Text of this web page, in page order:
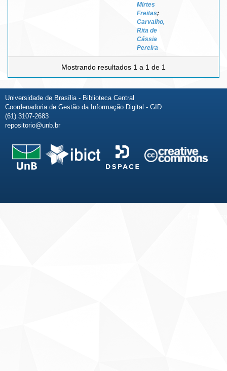
Mirtes
Freitas;
Carvalho,
Rita de
Cássia
Pereira
Mostrando resultados 1 a 1 de 1
Universidade de Brasília - Biblioteca Central
Coordenadoria de Gestão da Informação Digital - GID
(61) 3107-2683
repositorio@unb.br